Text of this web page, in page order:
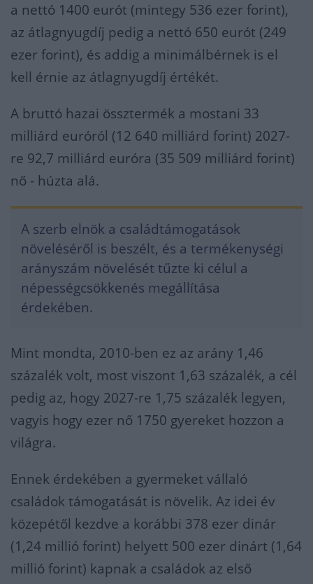
a nettó 1400 eurót (mintegy 536 ezer forint),
az átlagnyugdíj pedig a nettó 650 eurót (249
ezer forint), és addig a minimálbérnek is el
kell érnie az átlagnyugdíj értékét.
A bruttó hazai össztermék a mostani 33
milliárd euróról (12 640 milliárd forint) 2027-
re 92,7 milliárd euróra (35 509 milliárd forint)
nő - húzta alá.
A szerb elnök a családtámogatások
növeléséről is beszélt, és a termékenységi
arányszám növelését tűzte ki célul a
népességcsökkenés megállítása
érdekében.
Mint mondta, 2010-ben ez az arány 1,46
százalék volt, most viszont 1,63 százalék, a cél
pedig az, hogy 2027-re 1,75 százalék legyen,
vagyis hogy ezer nő 1750 gyereket hozzon a
világra.
Ennek érdekében a gyermeket vállaló
családok támogatását is növelik. Az idei év
közepétől kezdve a korábbi 378 ezer dinár
(1,24 millió forint) helyett 500 ezer dinárt (1,64
millió forint) kapnak a családok az első